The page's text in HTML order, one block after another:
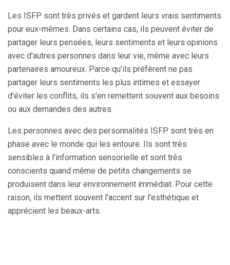
Les ISFP sont très privés et gardent leurs vrais sentiments
pour eux-mêmes. Dans certains cas, ils peuvent éviter de
partager leurs pensées, leurs sentiments et leurs opinions
avec d'autres personnes dans leur vie, même avec leurs
partenaires amoureux. Parce qu'ils préfèrent ne pas
partager leurs sentiments les plus intimes et essayer
d'éviter les conflits, ils s'en remettent souvent aux besoins
ou aux demandes des autres.
Les personnes avec des personnalités ISFP sont très en
phase avec le monde qui les entoure. Ils sont très
sensibles à l'information sensorielle et sont très
conscients quand même de petits changements se
produisent dans leur environnement immédiat. Pour cette
raison, ils mettent souvent l'accent sur l'esthétique et
apprécient les beaux-arts.